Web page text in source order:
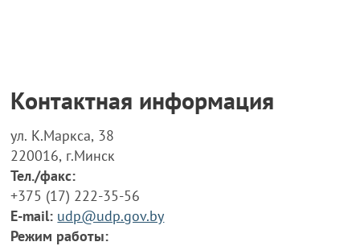
Контактная информация
ул. К.Маркса, 38
220016, г.Минск
Тел./факс:
+375 (17) 222-35-56
E-mail: udp@udp.gov.by
Режим работы: